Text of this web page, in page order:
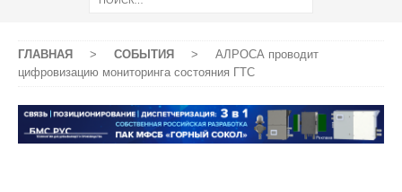
ГЛАВНАЯ > СОБЫТИЯ >
АЛРОСА проводит
цифровизацию мониторинга состояния ГТС